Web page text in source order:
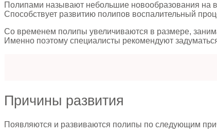
Полипами называют небольшие новообразования на
Способствует развитию полипов воспалительный
Со временем полипы увеличиваются в размере,
Именно поэтому специалисты рекомендуют
Причины развития
Появляются и развиваются полипы по следующим